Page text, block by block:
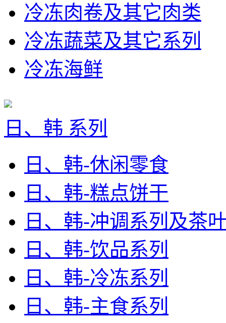
冷冻肉卷及其它肉类
冷冻蔬菜及其它系列
冷冻海鲜
日、韩 系列
日、韩-休闲零食
日、韩-糕点饼干
日、韩-冲调系列及茶
日、韩-饮品系列
日、韩-冷冻系列
日、韩-主食系列